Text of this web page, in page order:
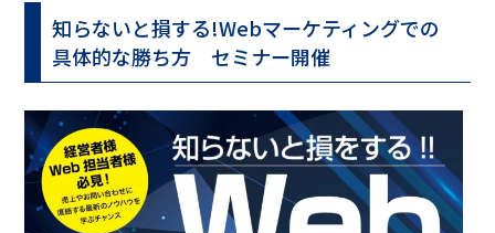
知らないと損する!Webマーケティングでの
具体的な勝ち方 セミナー開催